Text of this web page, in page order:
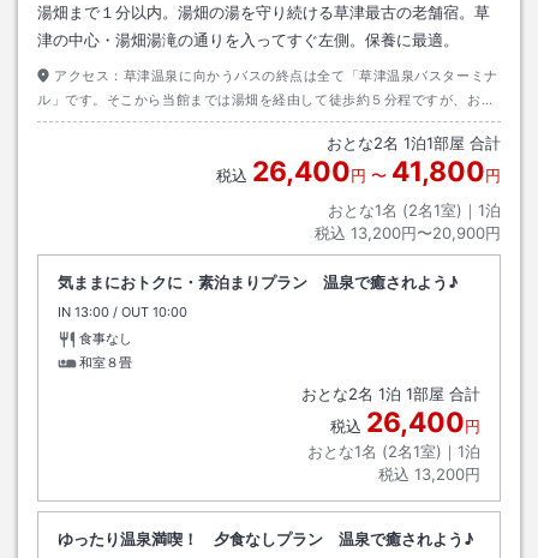
湯畑まで１分以内。湯畑の湯を守り続ける草津最古の老舗宿。草
津の中心・湯畑湯滝の通りを入ってすぐ左側。保養に最適。
アクセス： 草津温泉に向かうバスの終点は全て「草津温泉バスターミナ
ル」です。そこから当館までは湯畑を経由して徒歩約５分程ですが、お迎
えを必要とされるお客様はバスターミナルご到着時にお電話にてご連絡下
おとな2名 1泊1部屋 合計
税込 26,400円 〜 41,800円
おとな1名 (2名1室)｜ 1泊
税込 13,200円〜20,900円
気ままにおトクに・素泊まりプラン 温泉で癒されよう♪
IN チェックイン
13:00 / OUT チェックアウト
10:00
食事なし
和室８畳
おとな2名 1泊 1部屋 合計
税込 26,400円
おとな1名 (2名1室)｜ 1泊
税込 13,200円
ゆったり温泉満喫！ 夕食なしプラン 温泉で癒されよう♪